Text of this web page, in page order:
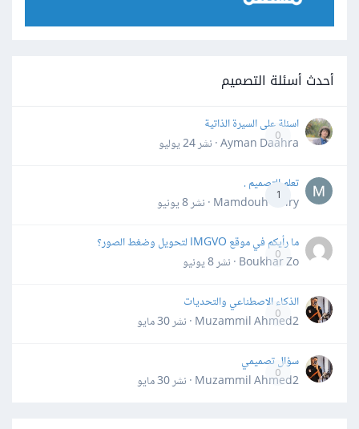
أحدث أسئلة التصميم
0
اسئلة على السيرة الذاتية
Ayman Daahra · نشر
24 يوليو
1
تعلم التصميم .
Mamdouh Khiry · نشر
8 يونيو
0
ما رأيكم في موقع IMGVO لتحويل وضغط الصور؟
Boukhar Zo · نشر
8 يونيو
0
الذكاء الاصطناعي والتحديات
Muzammil Ahmed2 · نشر
30 مايو
0
سؤال تصميمي
Muzammil Ahmed2 · نشر
30 مايو